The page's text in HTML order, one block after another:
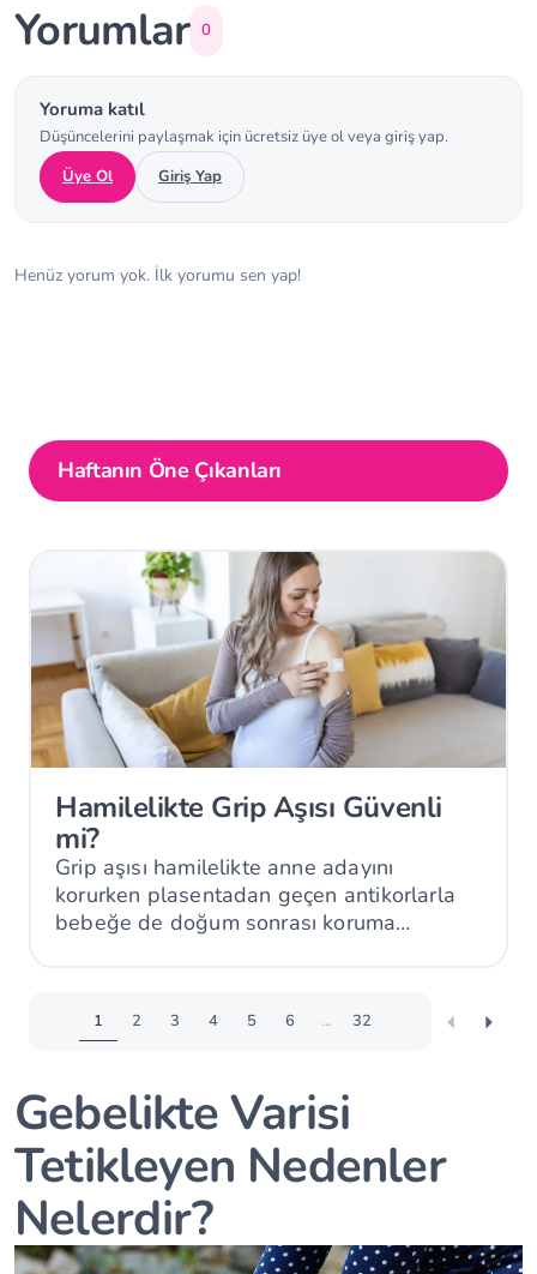
Yorumlar 0
Yoruma katıl
Düşüncelerini paylaşmak için ücretsiz üye ol veya giriş yap.
Üye Ol
Giriş Yap
Henüz yorum yok. İlk yorumu sen yap!
Haftanın Öne Çıkanları
Hamilelikte Grip Aşısı Güvenli
mi?
Grip aşısı hamilelikte anne adayını
korurken plasentadan geçen antikorlarla
bebeğe de doğum sonrası koruma
1 2 3 4 5 6 ... 32
Gebelikte Varisi
Tetikleyen Nedenler
Nelerdir?